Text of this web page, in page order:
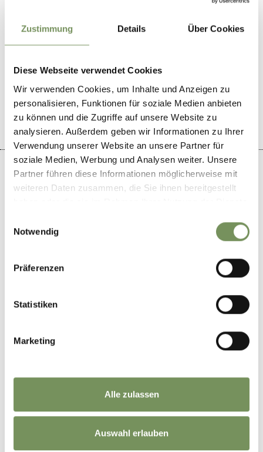
Zustimmung Details Über Cookies
Diese Webseite verwendet Cookies
Wir verwenden Cookies, um Inhalte und Anzeigen zu
personalisieren, Funktionen für soziale Medien anbieten
zu können und die Zugriffe auf unsere Website zu
analysieren. Außerdem geben wir Informationen zu Ihrer
Verwendung unserer Website an unsere Partner für
soziale Medien, Werbung und Analysen weiter. Unsere
Partner führen diese Informationen möglicherweise mit
weiteren Daten zusammen, die Sie ihnen bereitgestellt
Notwendig
Präferenzen
Statistiken
Marketing
Alle zulassen
Auswahl erlauben
DID YOU FIND THIS CONTENT HELPFUL?
YES NO
−